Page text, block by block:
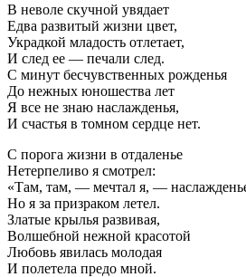
В неволе скучной увядает
Едва развитый жизни цвет,
Украдкой младость отлетает,
И след ее — печали след.
С минут бесчувственных рожденья
До нежных юношества лет
Я все не знаю наслажденья,
И счастья в томном сердце нет.
С порога жизни в отдаленье
Нетерпеливо я смотрел:
«Там, там, — мечтал я, —
Но я за призраком летел.
Златые крылья развивая,
Волшебной нежной красотой
Любовь явилась молодая
И полетела предо мной.